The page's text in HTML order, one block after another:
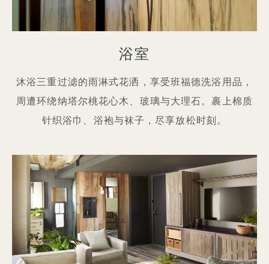
浴室
沐浴三重过滤的雨淋式花洒，享受班福德洗浴用品，
周遭环绕纳塔尔桃花心木、玻璃与大理石。裹上棉质
针织浴巾、浴袍与袜子，尽享放松时刻。